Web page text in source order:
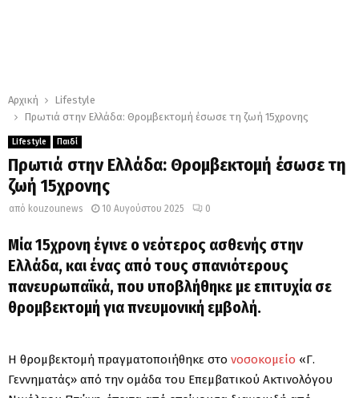
Αρχική
Lifestyle
Πρωτιά στην Ελλάδα: Θρομβεκτομή έσωσε τη ζωή 15χρονης
Lifestyle Παιδί
Πρωτιά στην Ελλάδα: Θρομβεκτομή έσωσε τη
ζωή 15χρονης
από kouzounews 10 Αυγούστου 2025 0
Μία 15χρονη έγινε ο νεότερος ασθενής στην
Ελλάδα, και ένας από τους σπανιότερους
πανευρωπαϊκά, που υποβλήθηκε με επιτυχία σε
θρομβεκτομή για πνευμονική εμβολή.
Η θρομβεκτομή πραγματοποιήθηκε στο νοσοκομείο «Γ.
Γεννηματάς» από την ομάδα του Επεμβατικού Ακτινολόγου